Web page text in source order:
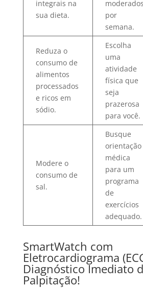
integrais na
sua dieta.
moderados
por
semana.
Reduza o
consumo de
alimentos
processados
e ricos em
sódio.
Escolha
uma
atividade
física que
seja
prazerosa
para você.
Modere o
consumo de
sal.
Busque
orientação
médica
para um
programa
de
exercícios
adequado.
SmartWatch com
Eletrocardiograma
Diagnóstico Imediato
Palpitação!